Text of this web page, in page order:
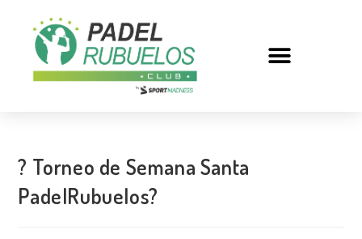
? Torneo de Semana Santa
PadelRubuelos?